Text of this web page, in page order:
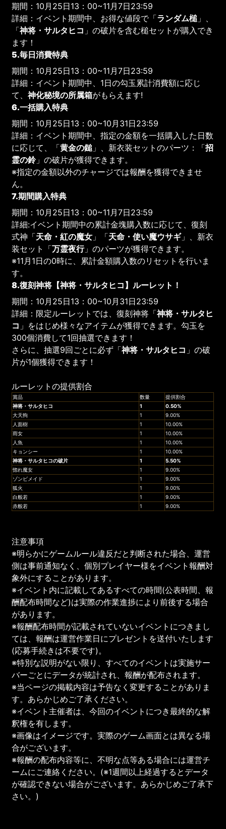
期間：10月25日13：00~11月7日23:59
詳細：イベント期間中、お得な値段で「ランダム槌 」、
「神将・サルタヒコ 」の破片を含む槌セットが購入でき
ます！
5.毎日消費特典
期間：10月25日13：00~11月7日23:59
詳細：イベント期間中、1日の勾玉累計消費額に応じ
て、神化秘境の所属箱がもらえます!
6.一括購入特典
期間：10月25日13：00~10月31日23:59
詳細：イベント期間中、指定の金額を一括購入した日数
に応じて、「黄金の鎚 」、新衣装セットのパーツ：「招
霊の鈴」の破片が獲得できます。
※指定の金額以外のチャージでは報酬を獲得できませ
ん。
7.期間購入特典
期間：10月25日13：00~11月7日23:59
詳細:イベント期間中の累計金塊購入数に応じて、復刻
式神「天命・紅の魔女 」「天命・使い魔ウサギ」、新衣
装セット「万霊夜行」のパーツが獲得できます。
※11月1日の0時に、累計金額購入数のリセットを行いま
す。
8.復刻神将【神将・サルタヒコ 】ルーレット！
期間：10月25日13：00~10月31日23:59
詳細：限定ルーレットでは、復刻神将「神将・サルタヒ
コ 」をはじめ様々なアイテムが獲得できます。勾玉を
300個消費して1回抽選できます！
さらに、抽選9回ごとに必ず「神将・サルタヒコ 」の破
片が1個獲得できます！
ルーレットの提供割合
賞品 数量
提供割合
神将・サルタヒコ
1
0.50%
大天狗
1
9.00%
人面樹
1
10.00%
雨女
1
10.00%
人魚
1
10.00%
キョンシー
1
10.00%
神将・サルタヒコの破片
1
5.50%
惚れ魔女
1
9.00%
ゾンビメイド
1
9.00%
狐火
1
9.00%
白般若
1
9.00%
赤般若
1 9.00%
注意事項
※明らかにゲームルール違反だと判断された場合、運営
側は事前通知なく、個別プレイヤー様をイベント報酬対
象外にすることがあります。
※イベント内に記載してあるすべての時間(公表時間、報
酬配布時間など)は実際の作業進捗により前後する場合
があります。
※報酬配布時間が記載されていないイベントにつきまし
ては、報酬は運営作業日にプレゼントを送付いたします
(応募手続きは不要です)。
※特別な説明がない限り、すべてのイベントは実施サー
バーごとにデータが統計され、報酬が配布されます。
※当ページの掲載内容は予告なく変更することがありま
す。あらかじめご了承ください。
※イベント主催者は、今回のイベントにつき最終的な解
釈権を有します。
※画像はイメージです。実際のゲーム画面とは異なる場
合がございます。
※報酬の配布内容等に、不明な点等ある場合には運営チ
ームにご連絡ください。(※1週間以上経過するとデータ
が確認できない場合がございます。あらかじめご了承下
さい。)